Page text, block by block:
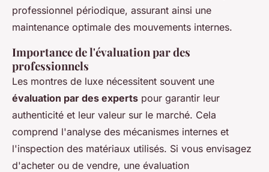
professionnel périodique, assurant ainsi une
maintenance optimale des mouvements internes.
Importance de l'évaluation par des
professionnels
Les montres de luxe nécessitent souvent une
évaluation par des experts pour garantir leur
authenticité et leur valeur sur le marché. Cela
comprend l'analyse des mécanismes internes et
l'inspection des matériaux utilisés. Si vous envisagez
d'acheter ou de vendre, une évaluation